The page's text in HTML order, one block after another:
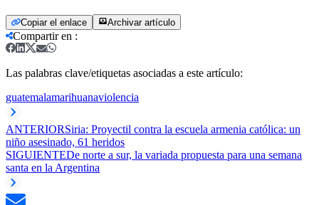
Copiar el enlace Archivar artículo
Compartir en :
Las palabras clave/etiquetas asociadas a este artículo:
guatemalamarihuanaviolencia
ANTERIORSiria: Proyectil contra la escuela armenia católica: un
niño asesinado, 61 heridos
SIGUIENTEDe norte a sur, la variada propuesta para una semana
santa en la Argentina